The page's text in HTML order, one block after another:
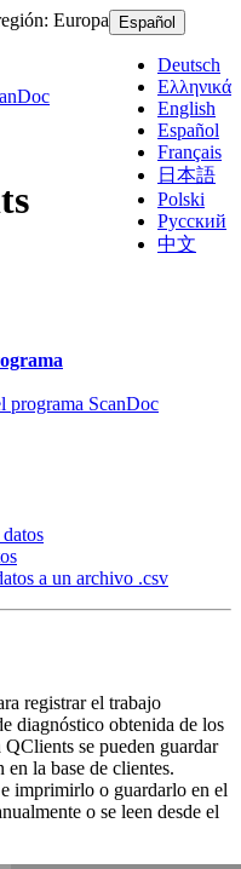
Español
Deutsch
Ελληνικά
English
Español
Français
日本語
Polski
Русский
中文
Europa
programa ScanDoc
a un archivo .csv
registrar el trabajo
diagnóstico obtenida de los
se pueden guardar
en la base de clientes.
imprimirlo o guardarlo en el
o se leen desde el